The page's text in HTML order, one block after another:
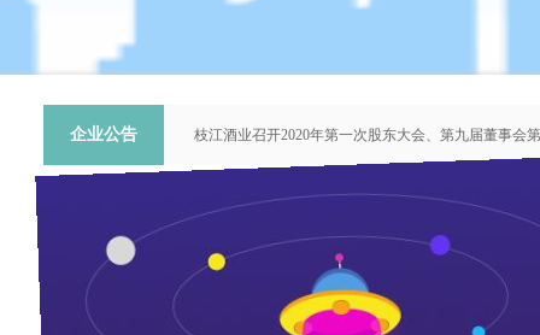
企业公告
枝江酒业召开2020年第一次股东大会、第九届董事会
关于提名推荐第六届中国青年科技工作者协会会员人
枝江酒业召开2015年第一次股东大会、第七届董事会
枝江中原涌春潮 ---枝